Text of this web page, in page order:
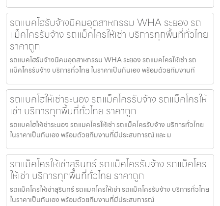
รถแบคโฮรับจ้างนิคมอุตสาหกรรม WHA ระยอง รถ
แม็คโครรับจ้าง รถแม็คโครให้เช่า บริการทุกพื้นที่ทั่วไทย
ราคาถูก
รถแบคโฮรับจ้างนิคมอุตสาหกรรม WHA ระยอง รถแมคโครให้เช่า รถ
แม็คโครรับจ้าง บริการทั่วไทย ในราคาเป็นกันเอง พร้อมด้วยทีมงานที
รถแบคโฮให้เช่าระนอง รถแม็คโครรับจ้าง รถแม็คโครให้
เช่า บริการทุกพื้นที่ทั่วไทย ราคาถูก
รถแบคโฮให้เช่าระนอง รถแมคโครให้เช่า รถแม็คโครรับจ้าง บริการทั่วไทย
ในราคาเป็นกันเอง พร้อมด้วยทีมงานที่มีประสบการณ์ และ ม
รถแม็คโครให้เช่าสุรินทร์ รถแม็คโครรับจ้าง รถแม็คโคร
ให้เช่า บริการทุกพื้นที่ทั่วไทย ราคาถูก
รถแม็คโครให้เช่าสุรินทร์ รถแมคโครให้เช่า รถแม็คโครรับจ้าง บริการทั่วไทย
ในราคาเป็นกันเอง พร้อมด้วยทีมงานที่มีประสบการณ์